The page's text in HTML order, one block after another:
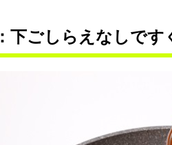
下ごしらえなしです